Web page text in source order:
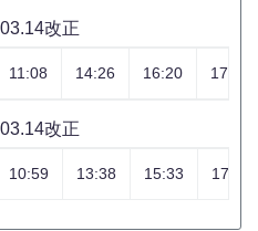
改正
11:08 14:26 16:20 17:43
改正
10:59 13:38 15:33 17:29